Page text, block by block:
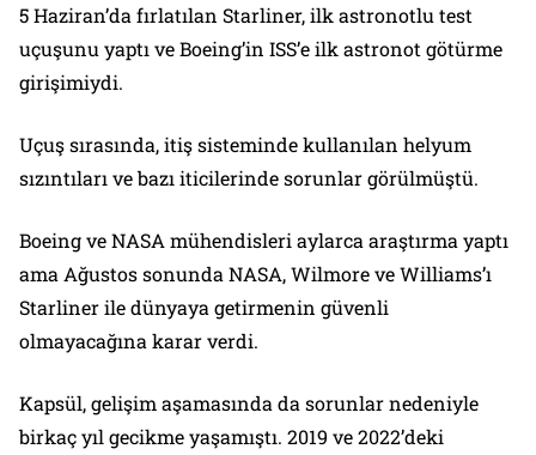
5 Haziran’da fırlatılan Starliner, ilk astronotlu test
uçuşunu yaptı ve Boeing’in ISS’e ilk astronot götürme
girişimiydi.
Uçuş sırasında, itiş sisteminde kullanılan helyum
sızıntıları ve bazı iticilerinde sorunlar görülmüştü.
Boeing ve NASA mühendisleri aylarca araştırma yaptı
ama Ağustos sonunda NASA, Wilmore ve Williams’ı
Starliner ile dünyaya getirmenin güvenli
olmayacağına karar verdi.
Kapsül, gelişim aşamasında da sorunlar nedeniyle
birkaç yıl gecikme yaşamıştı. 2019 ve 2022’deki